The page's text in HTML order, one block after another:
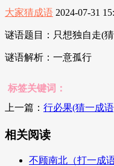
大家猜成语 2024-07-31
谜语题目：只想独自走(
谜语解析：一意孤行
标签关键词：
上一篇： 行必果(猜一成
相关阅读
不顾南北（打一成